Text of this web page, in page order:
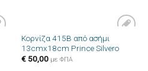
Πρόσθήκη
στην λίστα
Κορνίζα 415B από ασήμι
13cmx18cm Prince Silvero
€50,00 με ΦΠΑ